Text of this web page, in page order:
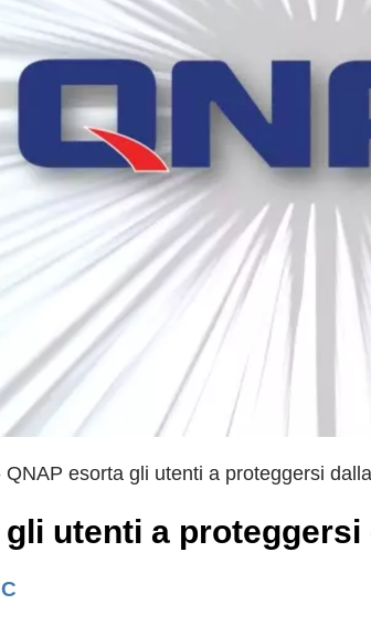
QNAP esorta gli utenti a proteggersi
utenti a proteggersi